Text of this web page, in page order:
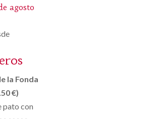
agosto
la Fonda
€)
pato con